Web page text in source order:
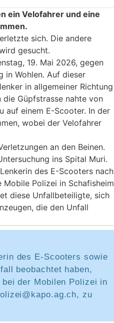
ein Velofahrer und eine
sich. Die andere
gesucht.
19. Mai 2026, gegen
in Wohlen. Auf dieser
in allgemeiner Richtung
die Güpfstrasse nahte von
auf einem E-Scooter. In der
wobei der Velofahrer
an den Beinen.
ins Spital Muri.
des E-Scooters nach
Polizei in Schafisheim
diese Unfallbeteiligte, sich
die den Unfall
des E-Scooters sowie
beobachtet haben,
der Mobilen Polizei in
zu